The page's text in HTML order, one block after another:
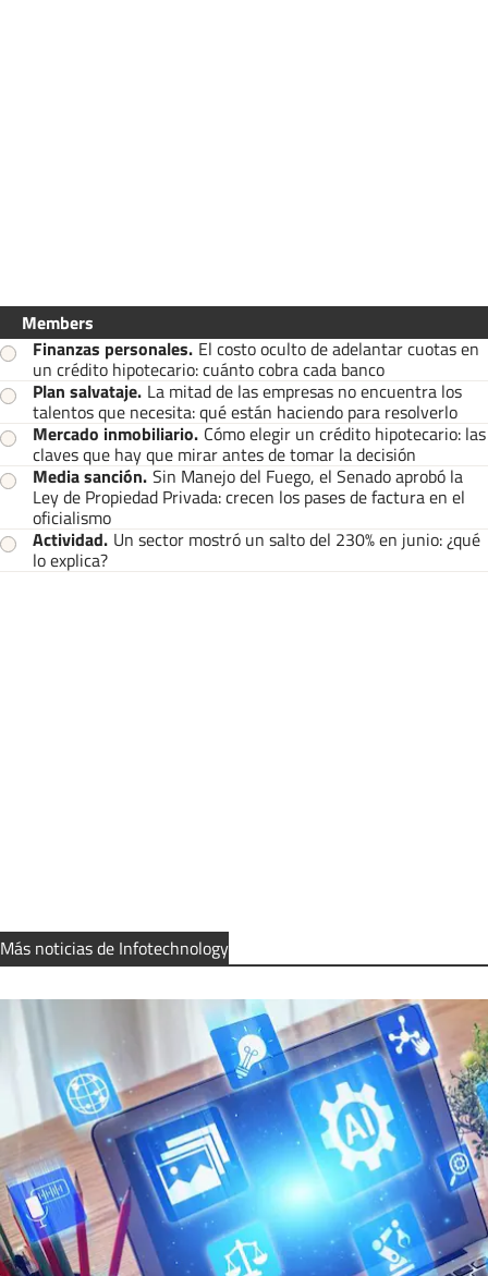
Members
Finanzas personales. El costo oculto de adelantar cuotas en
un crédito hipotecario: cuánto cobra cada banco
Plan salvataje. La mitad de las empresas no encuentra los
talentos que necesita: qué están haciendo para resolverlo
Mercado inmobiliario. Cómo elegir un crédito hipotecario: las
claves que hay que mirar antes de tomar la decisión
Media sanción. Sin Manejo del Fuego, el Senado aprobó la
Ley de Propiedad Privada: crecen los pases de factura en el
oficialismo
Actividad. Un sector mostró un salto del 230% en junio: ¿qué
lo explica?
Más noticias de Infotechnology